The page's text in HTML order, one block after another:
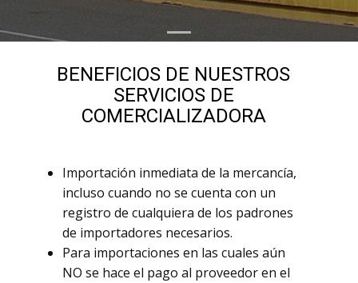
BENEFICIOS DE NUESTROS
SERVICIOS DE
COMERCIALIZADORA
Importación inmediata de la mercancía,
incluso cuando no se cuenta con un
registro de cualquiera de los padrones
de importadores necesarios.
Para importaciones en las cuales aún
NO se hace el pago al proveedor en el